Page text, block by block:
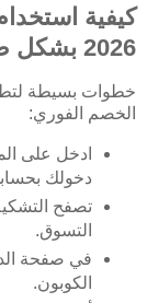
2026 بشكل صحيح
خطوات بسيطة
الخصم الفوري:
ادخل على
دخولك
تصفح
التسوق.
في صفحة
الكوبون.